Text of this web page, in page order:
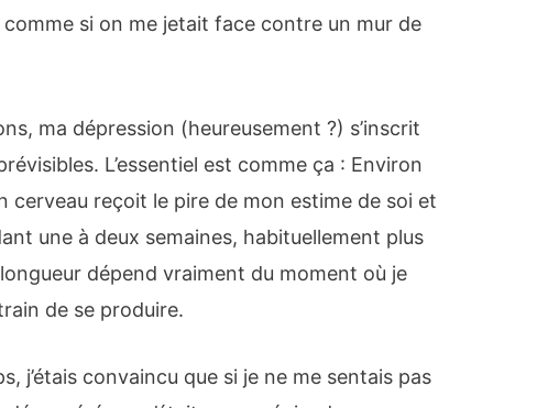
si on me jetait face contre un mur de
ma dépression (heureusement ?) s’inscrit
L’essentiel est comme ça : Environ
cerveau reçoit le pire de mon estime de soi et
une à deux semaines, habituellement plus
longueur dépend vraiment du moment où je
de se produire.
j’étais convaincu que si je ne me sentais pas